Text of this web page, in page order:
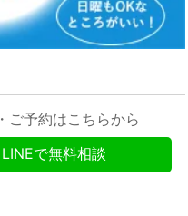
ご予約はこちらから
LINEで無料相談